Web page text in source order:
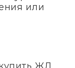
или
ЖД